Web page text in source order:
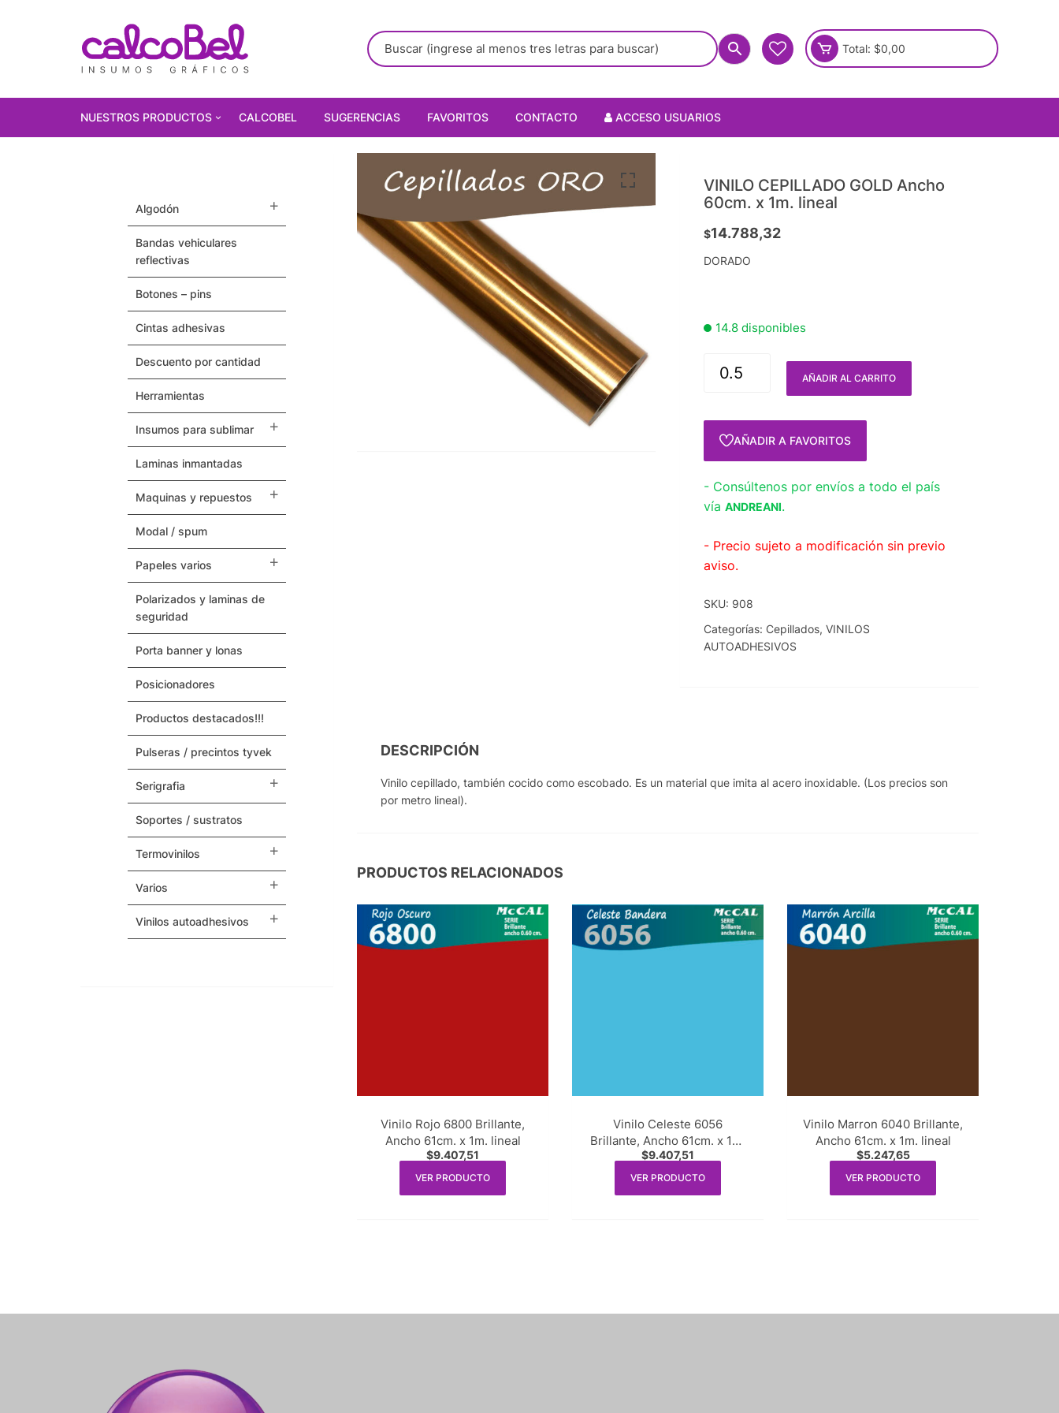
Total: $0,00
NUESTROS PRODUCTOS
Polarizados
Vinilos Autoadhesivos
Pulseras / Precintos Tyvek
Herramientas
Termovinilos
Posicionadores
Cintas Adhesivas
Papeles Varios
Laminas Inmantadas
Soporte / Sustratos
Serigrafia
Maquinas y Repuestos
CALCOBEL SUGERENCIAS FAVORITOS CONTACTO ACCESO USUARIOS
VINILO CEPILLADO GOLD Ancho
60cm. x 1m. lineal
$14.788,32
DORADO
14.8 disponibles
AÑADIR AL CARRITO
AÑADIR A FAVORITOS
- Consúltenos por envíos a todo el país
víaANDREANI.
- Precio sujeto a modificación sin previo
aviso.
SKU: 908
Categorías:Cepillados,VINILOS
AUTOADHESIVOS
DESCRIPCIÓN
Vinilo cepillado, también cocido como escobado. Es un material que imita al acero inoxidable. (Los precios son
por metro lineal).
PRODUCTOS RELACIONADOS
Vinilo Rojo 6800 Brillante,
Ancho 61cm. x 1m. lineal
$9.407,51
VER PRODUCTO
Vinilo Celeste 6056
Brillante, Ancho 61cm. x 1m.
lineal
$9.407,51
VER PRODUCTO
Vinilo Marron 6040 Brillante,
Ancho 61cm. x 1m. lineal
$5.247,65
VER PRODUCTO
algodón
bandas vehiculares
reflectivas
botones – pins
cintas adhesivas
descuento por cantidad
herramientas
insumos para sublimar
laminas inmantadas
maquinas y repuestos
modal / spum
papeles varios
polarizados y laminas de
seguridad
porta banner y lonas
posicionadores
productos destacados!!!
pulseras / precintos tyvek
serigrafia
soportes / sustratos
termovinilos
varios
vinilos autoadhesivos